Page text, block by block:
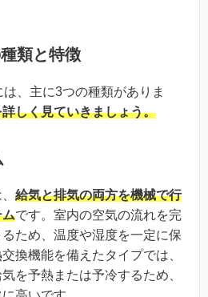
類と特徴
、主に3つの種類がありま
しく見ていきましょう。
給気と排気の両方を機械で行
ムです。室内の空気の流れを完
ため、温度や湿度を一定に保
換機能を備えたタイプでは、
を予熱または予冷するため、